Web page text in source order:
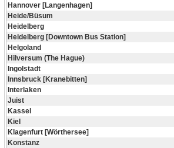
Hannover [Langenhagen]
Heide/Büsum
Heidelberg
Heidelberg [Downtown Bus Station]
Helgoland
Hilversum (The Hague)
Ingolstadt
Innsbruck [Kranebitten]
Interlaken
Juist
Kassel
Kiel
Klagenfurt [Wörthersee]
Konstanz